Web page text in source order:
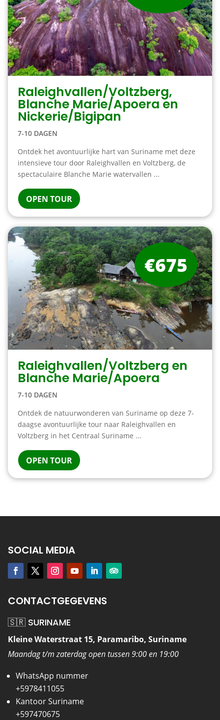
Raleighvallen/Voltzberg,
Blanche Marie/Apoera en
Nickerie/Bigipan
7-10 DAGEN
Ontdek het avontuurlijke hart van Suriname met deze
intensieve tour door Raleighvallen en Voltzberg, de
spectaculaire Blanche Marie watervallen ...
OPEN TOUR
Raleighvallen/Voltzberg en
Blanche Marie/Apoera
7-10 DAGEN
Ontdek de natuurwonderen van Suriname op deze 7-
daagse avontuurlijke tour naar Raleighvallen en
Voltzberg in het Centraal Suriname ...
OPEN TOUR
€675
SOCIAL MEDIA
CONTACTGEGEVENS
🇸🇷 SURINAME
Kleine Waterstraat 15, Paramaribo, Suriname
Maandag t/m zaterdag open tussen 9:00 en 19:00
WhatsApp nummer
+5978411055
Kantoor Suriname
+597470675